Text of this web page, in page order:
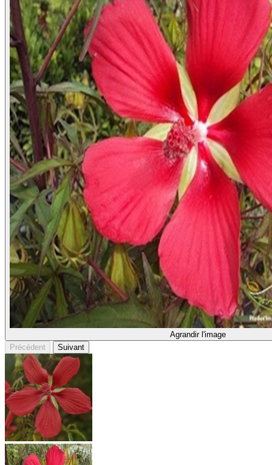
Agrandir l'image
Précédent
Suivant